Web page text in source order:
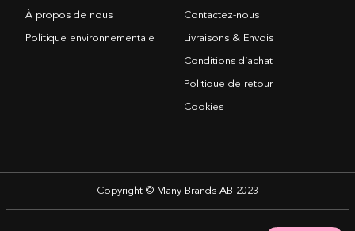
À propos de nous
Politique environnementale
Contactez-nous
Livraisons & Envois
Conditions d’achat
Politique de retour
Cookies
Copyright © Many Brands AB 2023